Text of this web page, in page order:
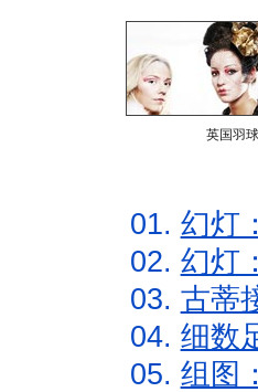
英国羽
01. 幻灯
02. 幻灯
03. 古蒂
04. 细数
05. 组图